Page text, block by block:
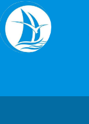
Skip
to
content
Post
navigation